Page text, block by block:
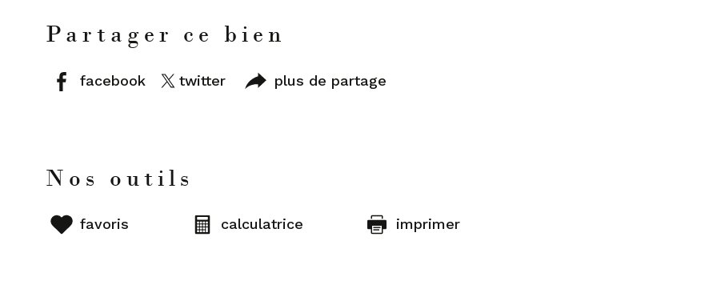
Partager ce bien
facebook twitter plus de partage
Nos outils
favoris calculatrice imprimer